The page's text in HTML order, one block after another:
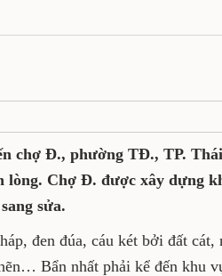
chợ Đ., phường TĐ., TP.
lòng. Chợ Đ. được xây dựng
sửa.
đen đúa, cáu két bởi đất cát,
Bẩn nhất phải kể đến khu